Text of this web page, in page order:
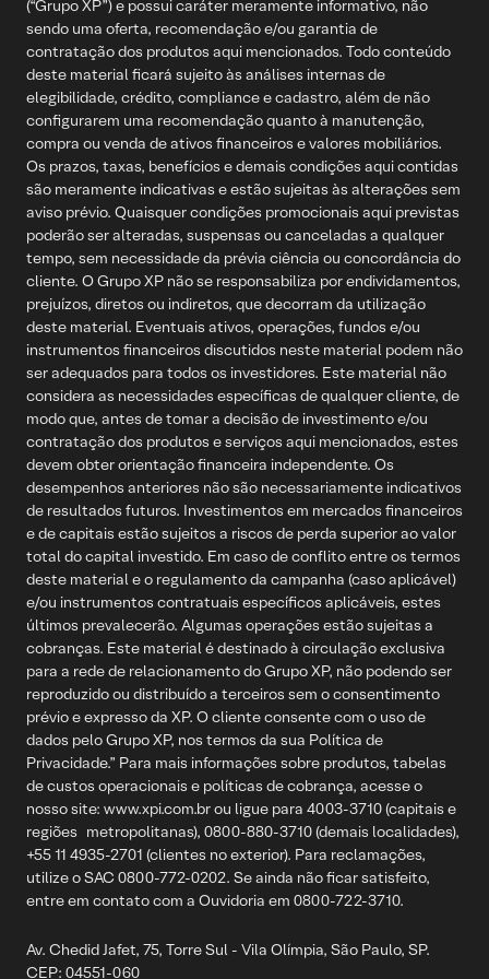
Seguros e previdência
Seguro de vida
Previdência privada
Crédito
Crédito XP
Investimento Ampliado
Demais localidades
0800-880-3710
Para clientes no exterior
+55 11 4935-2701
Atendimento em Libras (Língua Brasileira de Sinais) para os deficientes
auditivos:
SAC em Libras (clique aqui)
(“Grupo XP”) e possui caráter meramente informativo, não
sendo uma oferta, recomendação e/ou garantia de
contratação dos produtos aqui mencionados. Todo conteúdo
deste material ficará sujeito às análises internas de
elegibilidade, crédito, compliance e cadastro, além de não
configurarem uma recomendação quanto à manutenção,
compra ou venda de ativos financeiros e valores mobiliários.
Os prazos, taxas, benefícios e demais condições aqui contidas
são meramente indicativas e estão sujeitas às alterações sem
aviso prévio. Quaisquer condições promocionais aqui previstas
poderão ser alteradas, suspensas ou canceladas a qualquer
tempo, sem necessidade da prévia ciência ou concordância do
cliente. O Grupo XP não se responsabiliza por endividamentos,
prejuízos, diretos ou indiretos, que decorram da utilização
deste material. Eventuais ativos, operações, fundos e/ou
instrumentos financeiros discutidos neste material podem não
ser adequados para todos os investidores. Este material não
considera as necessidades específicas de qualquer cliente, de
modo que, antes de tomar a decisão de investimento e/ou
contratação dos produtos e serviços aqui mencionados, estes
devem obter orientação financeira independente. Os
desempenhos anteriores não são necessariamente indicativos
de resultados futuros. Investimentos em mercados financeiros
e de capitais estão sujeitos a riscos de perda superior ao valor
total do capital investido. Em caso de conflito entre os termos
deste material e o regulamento da campanha (caso aplicável)
e/ou instrumentos contratuais específicos aplicáveis, estes
últimos prevalecerão. Algumas operações estão sujeitas a
cobranças. Este material é destinado à circulação exclusiva
para a rede de relacionamento do Grupo XP, não podendo ser
reproduzido ou distribuído a terceiros sem o consentimento
prévio e expresso da XP. O cliente consente com o uso de
dados pelo Grupo XP, nos termos da sua Política de
Privacidade.” Para mais informações sobre produtos, tabelas
de custos operacionais e políticas de cobrança, acesse o
nosso site: www.xpi.com.br ou ligue para 4003-3710 (capitais e
regiões metropolitanas), 0800-880-3710 (demais localidades),
+55 11 4935-2701 (clientes no exterior). Para reclamações,
utilize o SAC 0800-772-0202. Se ainda não ficar satisfeito,
entre em contato com a Ouvidoria em 0800-722-3710.
Av. Chedid Jafet, 75, Torre Sul - Vila Olímpia, São Paulo, SP.
CEP: 04551-060